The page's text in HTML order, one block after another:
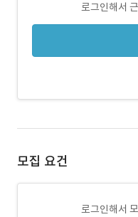
로그인해서
모집 요건
로그인해서